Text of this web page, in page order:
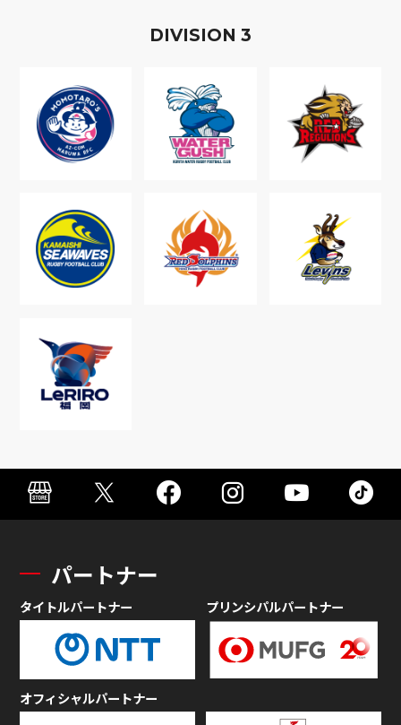
DIVISION 3
パートナー
タイトルパートナー プリンシパルパートナー
オフィシャルパートナー